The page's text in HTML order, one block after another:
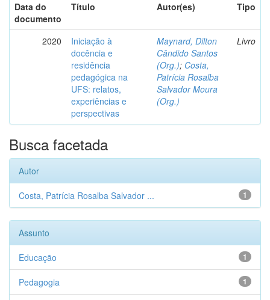
Data do
documento
Título Autor(es) Tipo
2020
Iniciação à
docência e
residência
pedagógica na
UFS: relatos,
experiências e
perspectivas
Maynard, Dilton
Cândido Santos
(Org.); Costa,
Patrícia Rosalba
Salvador Moura
(Org.)
Livro
Busca facetada
Autor
1
Costa, Patrícia Rosalba Salvador ...
Assunto
1
Educação
1
Pedagogia